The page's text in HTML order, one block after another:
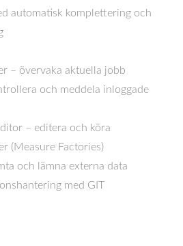
automatisk komplettering och
– övervaka aktuella jobb
och meddela inloggade
– editera och köra
(Measure Factories)
och lämna externa data
med GIT